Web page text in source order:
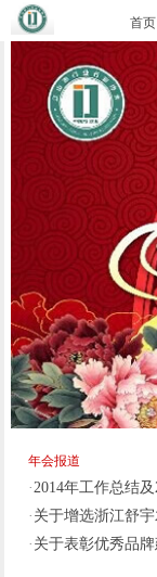
首页
年会报道
·2014年工作总结
· 关于增选浙江舒
· 关于表彰优秀品